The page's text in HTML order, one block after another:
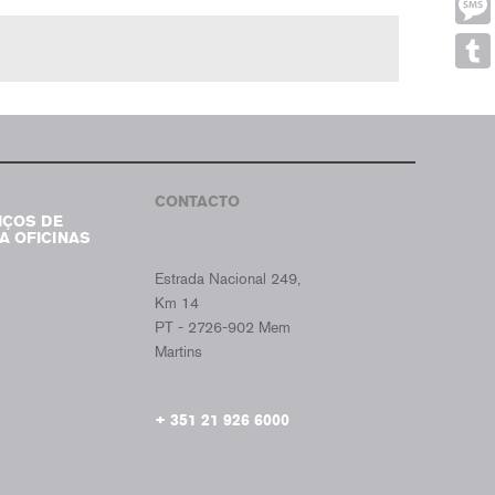
DE
OFICINAS
CONTACTO
Estrada Nacional 249,
Km 14
PT - 2726-902 Mem
Martins
+ 351 21 926 6000